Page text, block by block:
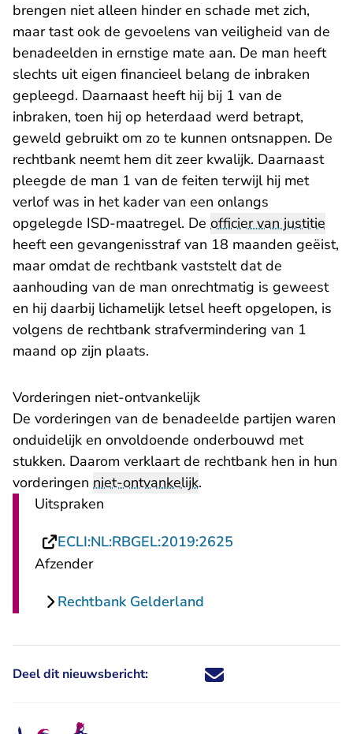
brengen niet alleen hinder en schade met zich,
maar tast ook de gevoelens van veiligheid van de
benadeelden in ernstige mate aan. De man heeft
slechts uit eigen financieel belang de inbraken
gepleegd. Daarnaast heeft hij bij 1 van de
inbraken, toen hij op heterdaad werd betrapt,
geweld gebruikt om zo te kunnen ontsnappen. De
rechtbank neemt hem dit zeer kwalijk. Daarnaast
pleegde de man 1 van de feiten terwijl hij met
verlof was in het kader van een onlangs
opgelegde ISD-maatregel. De officier van justitie
heeft een gevangenisstraf van 18 maanden geëist,
maar omdat de rechtbank vaststelt dat de
aanhouding van de man onrechtmatig is geweest
en hij daarbij lichamelijk letsel heeft opgelopen, is
volgens de rechtbank strafvermindering van 1
maand op zijn plaats.
Vorderingen niet-ontvankelijk
De vorderingen van de benadeelde partijen waren
onduidelijk en onvoldoende onderbouwd met
stukken. Daarom verklaart de rechtbank hen in hun
vorderingen niet-ontvankelijk.
Uitspraken
ECLI:NL:RBGEL:2019:2625
Afzender
Rechtbank Gelderland
Deel dit nieuwsbericht: Deel dit nieuwsbericht via X -
Deel dit nieuwsbericht via
Deel dit nieuwsbericht
Deel dit